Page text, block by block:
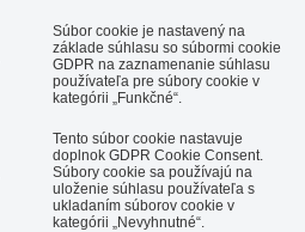
Súbor cookie je nastavený na
základe súhlasu so súbormi cookie
GDPR na zaznamenanie súhlasu
používateľa pre súbory cookie v
kategórii „Funkčné“.
Tento súbor cookie nastavuje
doplnok GDPR Cookie Consent.
Súbory cookie sa používajú na
uloženie súhlasu používateľa s
ukladaním súborov cookie v
kategórii „Nevyhnutné“.